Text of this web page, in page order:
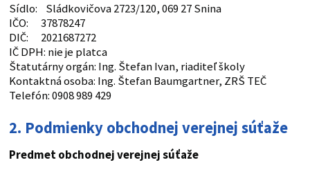
Sídlo: Sládkovičova 2723/120, 069 27 Snina
IČO: 37878247
DIČ: 2021687272
IČ DPH: nie je platca
Štatutárny orgán: Ing. Štefan Ivan, riaditeľ školy
Kontaktná osoba: Ing. Štefan Baumgartner, ZRŠ TEČ
Telefón: 0908 989 429
2. Podmienky obchodnej verejnej súťaže
Predmet obchodnej verejnej súťaže